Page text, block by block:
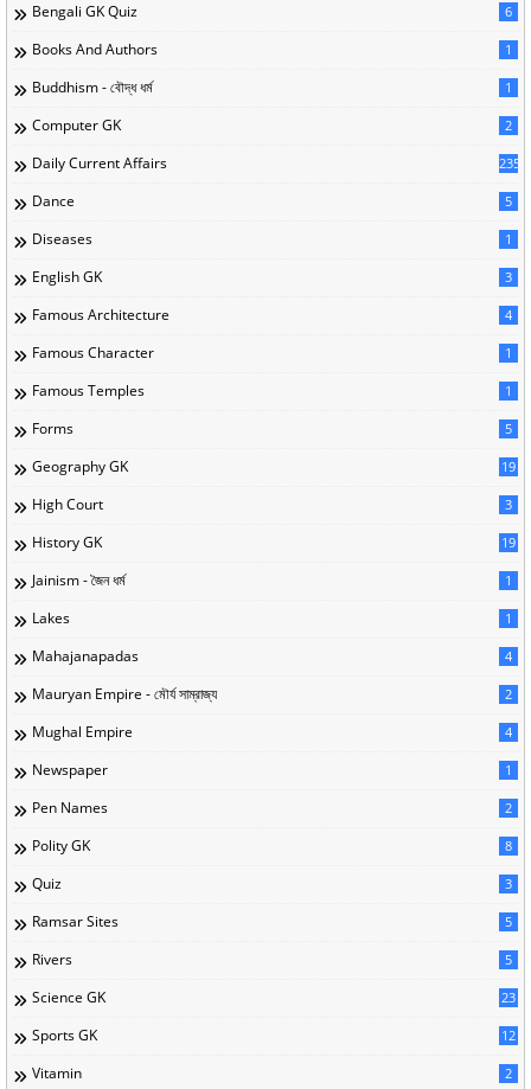
Bengali GK Quiz 6
Books And Authors 1
Buddhism - বৌদ্ধ ধর্ম 1
Computer GK 2
Daily Current Affairs 235
Dance 5
Diseases 1
English GK 3
Famous Architecture 4
Famous Character 1
Famous Temples 1
Forms 5
Geography GK 19
High Court 3
History GK 19
Jainism - জৈন ধর্ম 1
Lakes 1
Mahajanapadas 4
Mauryan Empire - মৌর্য সাম্রাজ্য 2
Mughal Empire 4
Newspaper 1
Pen Names 2
Polity GK 8
Quiz 3
Ramsar Sites 5
Rivers 5
Science GK 23
Sports GK 12
Vitamin 2